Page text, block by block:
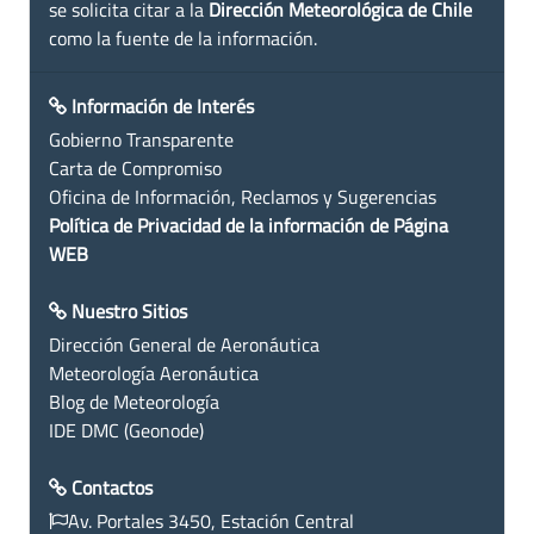
se solicita citar a la Dirección Meteorológica de Chile
como la fuente de la información.
Información de Interés
Gobierno Transparente
Carta de Compromiso
Oficina de Información, Reclamos y Sugerencias
Política de Privacidad de la información de Página
WEB
Nuestro Sitios
Dirección General de Aeronáutica
Meteorología Aeronáutica
Blog de Meteorología
IDE DMC (Geonode)
Contactos
Av. Portales 3450, Estación Central